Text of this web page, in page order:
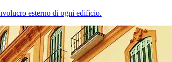
esterno di ogni edificio.